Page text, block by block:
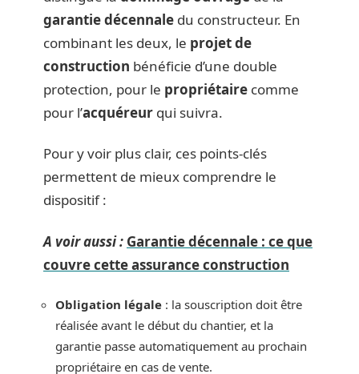
garantie décennale du constructeur. En
combinant les deux, le projet de
construction bénéficie d’une double
protection, pour le propriétaire comme
pour l’acquéreur qui suivra.
Pour y voir plus clair, ces points-clés
permettent de mieux comprendre le
dispositif :
A voir aussi : Garantie décennale : ce que
couvre cette assurance construction
Obligation légale : la souscription doit être
réalisée avant le début du chantier, et la
garantie passe automatiquement au prochain
propriétaire en cas de vente.